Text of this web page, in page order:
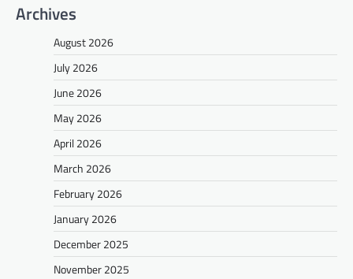
Archives
August 2026
July 2026
June 2026
May 2026
April 2026
March 2026
February 2026
January 2026
December 2025
November 2025